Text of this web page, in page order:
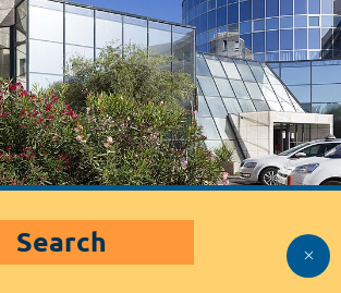
Search